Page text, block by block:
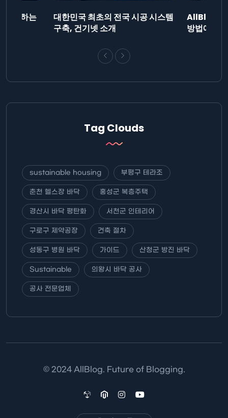
제출하는
대한민국 최초의 전국 시공 시스템
구축, 건기넷 소개
AllBlog에
방법에 대
Tag Clouds
sustainable housing 부평구 테라조
춘천 헬스장 바닥 홍성군 복층주택
경산시 바닥 평탄화 서천군 인테리어
구로구 제약공장 건축 절차
성동구 병원 바닥 가이드 산청군 방진 바닥
Sustainable 의왕시 바닥 공사
공사 전문업체
© 2024 AllBlog. Future of Blogging.